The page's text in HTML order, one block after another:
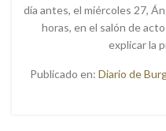
día antes, el miércoles 27,
horas, en el salón de
explicar la
Publicado en: Diario de